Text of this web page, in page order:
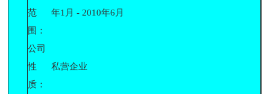
范
围：
年1月 - 2010年6月
公司
性
质：
私营企业